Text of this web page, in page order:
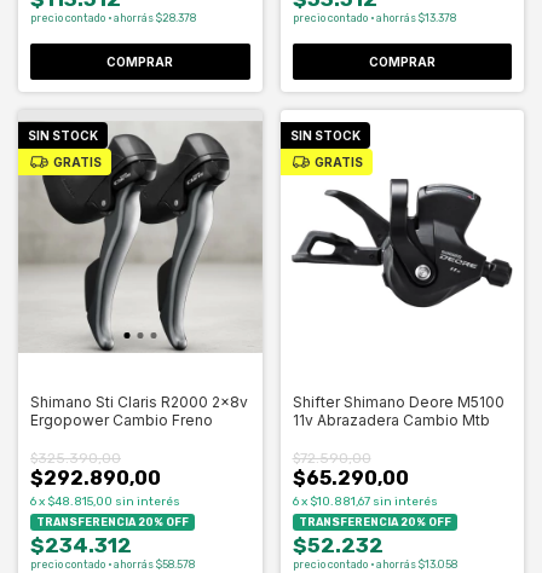
precio contado · ahorrás $28.378 precio contado · ahorrás $13.378
SIN STOCK
GRATIS
Shimano Sti Claris R2000 2x8v
Ergopower Cambio Freno
$292.890,00
$325.390,00
6x $48.815,00 sin interés
TRANSFERENCIA 20% OFF
$234.312
precio contado · ahorrás $58.578
SIN STOCK
GRATIS
Shifter Shimano Deore M5100
11v Abrazadera Cambio Mtb
$65.290,00
$72.590,00
6 x $10.881,67 sin interés
TRANSFERENCIA 20% OFF
$52.232
precio contado · ahorrás $13.058